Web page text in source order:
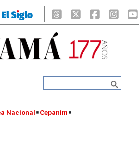
Nacional Cepanim